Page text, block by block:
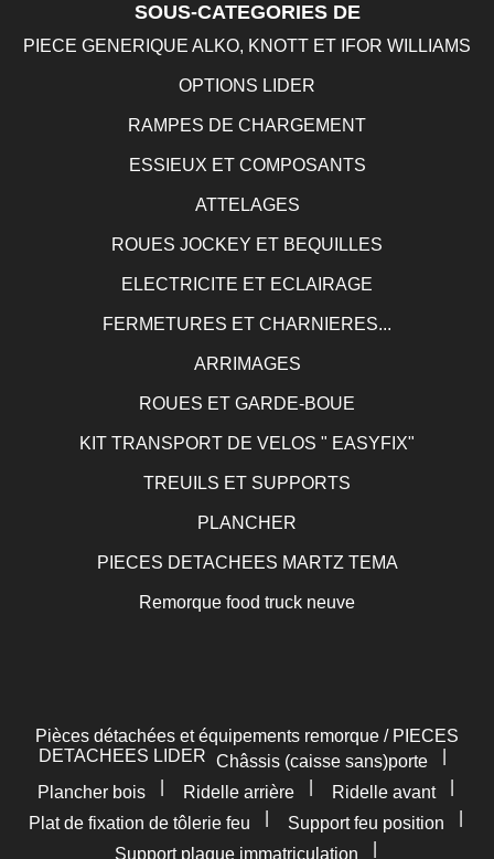
SOUS-CATEGORIES DE
PIECE GENERIQUE ALKO, KNOTT ET IFOR WILLIAMS
OPTIONS LIDER
RAMPES DE CHARGEMENT
ESSIEUX ET COMPOSANTS
ATTELAGES
ROUES JOCKEY ET BEQUILLES
ELECTRICITE ET ECLAIRAGE
FERMETURES ET CHARNIERES...
ARRIMAGES
ROUES ET GARDE-BOUE
KIT TRANSPORT DE VELOS " EASYFIX"
TREUILS ET SUPPORTS
PLANCHER
PIECES DETACHEES MARTZ TEMA
Remorque food truck neuve
Pièces détachées et équipements remorque / PIECES
DETACHEES LIDER Châssis (caisse sans)porte
Plancher bois
Ridelle arrière Ridelle avant
Plat de fixation de tôlerie feu
Support feu position
Support plaque immatriculation